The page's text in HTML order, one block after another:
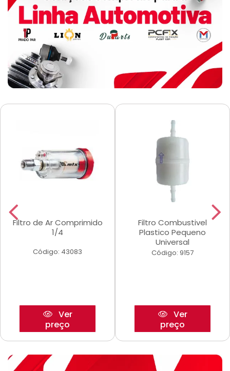
Filtro de Ar Comprimido
1/4
Código: 43083
Ver
preço
Filtro Combustivel
Plastico Pequeno
Universal
Código: 9157
Ver
preço